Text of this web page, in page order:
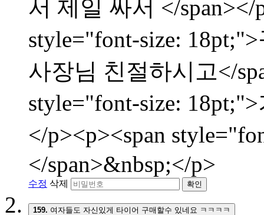
서 제일 싸서 </span></
style="font-size:
사장님 친절하시고</
style="font-size:
</p><p><span
</span>&nbsp;</p>
수정 삭제 확인
159. 여자들도 자신있게 타이어 구매할수 있네요 ㅋㅋㅋㅋ